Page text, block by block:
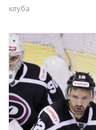
клуба